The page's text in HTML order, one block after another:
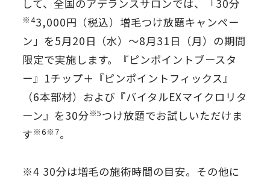
して、全国のアデランスサロンでは、「30分
※43,000円（税込）増毛つけ放題キャンペー
ン」を5月20日（水）～8月31日（月）の期間
限定で実施します。『ピンポイントブースタ
ー』1チップ＋『ピンポイントフィックス』
（6本部材）および『バイタルEXマイクロリタ
ーン』を30分※5つけ放題でお試しいただけま
す ※6※7。
※4 30分は増毛の施術時間の目安。その他に